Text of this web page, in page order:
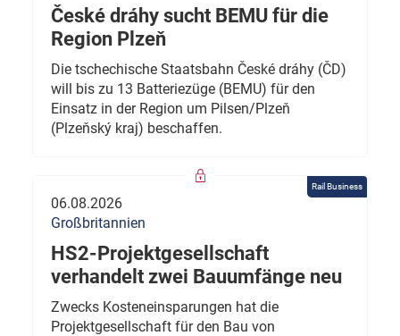
České dráhy sucht BEMU für die
Region Plzeň
Die tschechische Staatsbahn České dráhy (ČD)
will bis zu 13 Batteriezüge (BEMU) für den
Einsatz in der Region um Pilsen/Plzeň
(Plzeňský kraj) beschaffen.
Rail Business
06.08.2026
Großbritannien
HS2-Projektgesellschaft
verhandelt zwei Bauumfänge neu
Zwecks Kosteneinsparungen hat die
Projektgesellschaft für den Bau von